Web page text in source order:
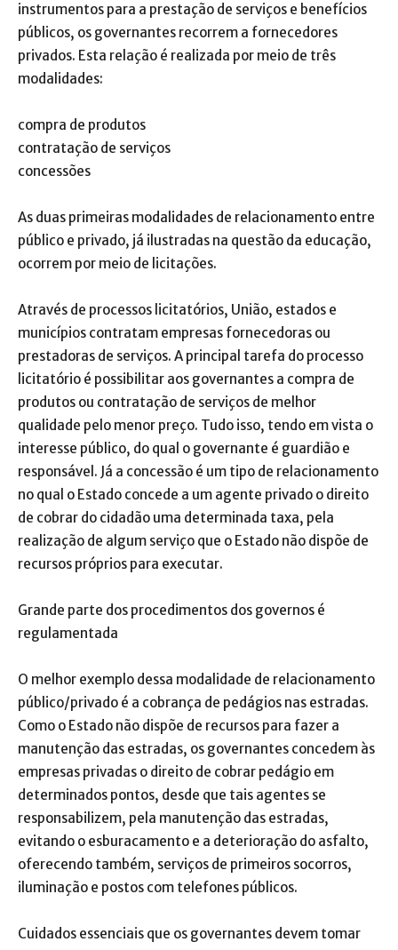
instrumentos para a prestação de serviços e benefícios
públicos, os governantes recorrem a fornecedores
privados. Esta relação é realizada por meio de três
modalidades:
compra de produtos
contratação de serviços
concessões
As duas primeiras modalidades de relacionamento entre
público e privado, já ilustradas na questão da educação,
ocorrem por meio de licitações.
Através de processos licitatórios, União, estados e
municípios contratam empresas fornecedoras ou
prestadoras de serviços. A principal tarefa do processo
licitatório é possibilitar aos governantes a compra de
produtos ou contratação de serviços de melhor
qualidade pelo menor preço. Tudo isso, tendo em vista o
interesse público, do qual o governante é guardião e
responsável. Já a concessão é um tipo de relacionamento
no qual o Estado concede a um agente privado o direito
de cobrar do cidadão uma determinada taxa, pela
realização de algum serviço que o Estado não dispõe de
recursos próprios para executar.
Grande parte dos procedimentos dos governos é
regulamentada
O melhor exemplo dessa modalidade de relacionamento
público/privado é a cobrança de pedágios nas estradas.
Como o Estado não dispõe de recursos para fazer a
manutenção das estradas, os governantes concedem às
empresas privadas o direito de cobrar pedágio em
determinados pontos, desde que tais agentes se
responsabilizem, pela manutenção das estradas,
evitando o esburacamento e a deterioração do asfalto,
oferecendo também, serviços de primeiros socorros,
iluminação e postos com telefones públicos.
Cuidados essenciais que os governantes devem tomar